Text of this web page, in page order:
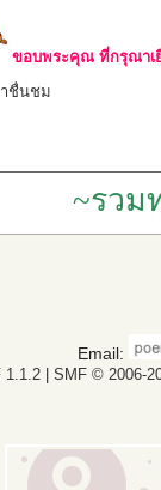
ขอบพระคุณ ที่กรุณาเ
ชื่นชม
~รวม
Email:
1.1.2| SMF © 2006-